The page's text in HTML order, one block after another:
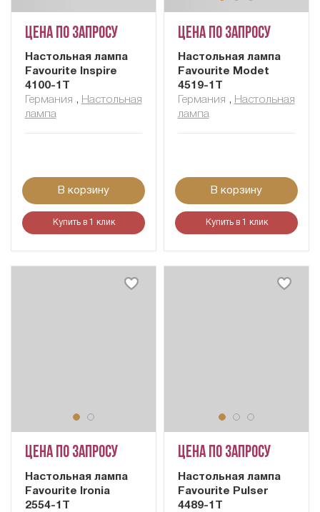
Цена по запросу
Настольная лампа
Favourite Inspire
4100-1T
Германия , Настольная
лампа
В корзину
Купить в 1 клик
Цена по запросу
Настольная лампа
Favourite Modet
4519-1T
Германия , Настольная
лампа
В корзину
Купить в 1 клик
Цена по запросу
Настольная лампа
Favourite Ironia
2554-1T
Цена по запросу
Настольная лампа
Favourite Pulser
4489-1T